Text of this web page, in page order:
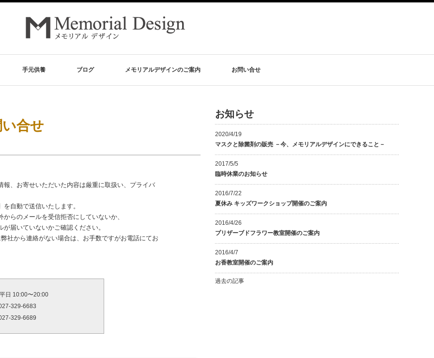
手元供養 ブログ メモリアルデザインのご案内 お問い合せ
合せ
報、お寄せいただいた内容は厳重に取扱い、プライバ
自動で送信いたします。
らのメールを受信拒否にしていないか、
届いていないかご確認ください。
社から連絡がない場合は、お手数ですがお電話にてお
日 10:00〜20:00
329-6683
329-6689
お知らせ
2020/4/19
マスクと除菌剤の販売 －今、メモリアルデザインにできること－
2017/5/5
臨時休業のお知らせ
2016/7/22
夏休み キッズワークショップ開催のご案内
2016/4/26
プリザーブドフラワー教室開催のご案内
2016/4/7
お香教室開催のご案内
過去の記事